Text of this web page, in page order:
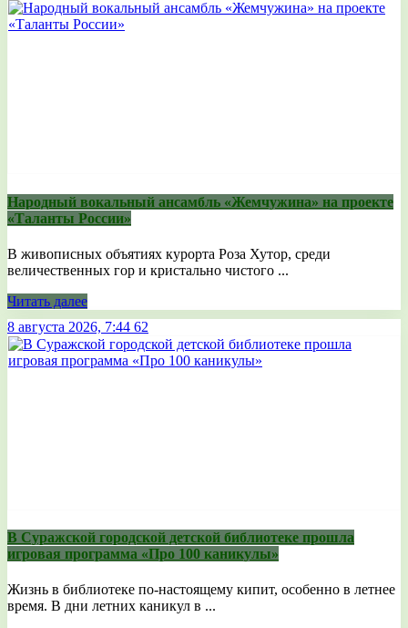
Народный вокальный ансамбль «Жемчужина» на проекте
«Таланты России»
В живописных объятиях курорта Роза Хутор, среди
величественных гор и кристально чистого ...
Читать далее
8 августа 2026, 7:44 62
В Суражской городской детской библиотеке прошла
игровая программа «Про 100 каникулы»
Жизнь в библиотеке по-настоящему кипит, особенно в летнее
время. В дни летних каникул в ...